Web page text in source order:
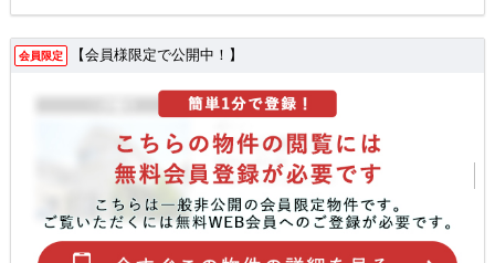
会員限定 【会員様限定で公開中！】